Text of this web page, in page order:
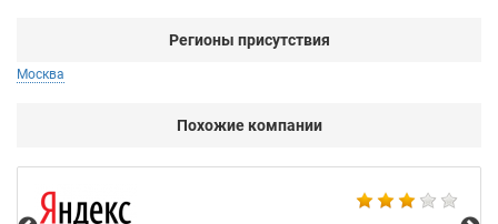
Регионы присутствия
Москва
Похожие компании